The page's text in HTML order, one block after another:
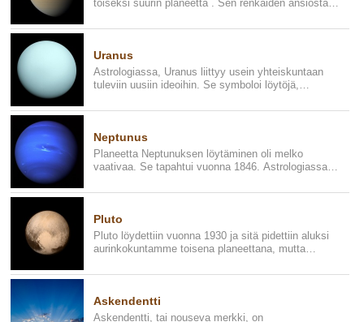
toiseksi suurin planeetta . Sen renkaiden ansiosta,
Uranus
Astrologiassa, Uranus liittyy usein yhteiskuntaan
tuleviin uusiin ideoihin. Se symboloi löytöjä,
Neptunus
Planeetta Neptunuksen löytäminen oli melko
vaativaa. Se tapahtui vuonna 1846. Astrologiassa,
Pluto
Pluto löydettiin vuonna 1930 ja sitä pidettiin aluksi
aurinkokuntamme toisena planeettana, mutta
Askendentti
Askendentti, tai nouseva merkki, on